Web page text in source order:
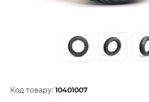
Код товару: 10401007